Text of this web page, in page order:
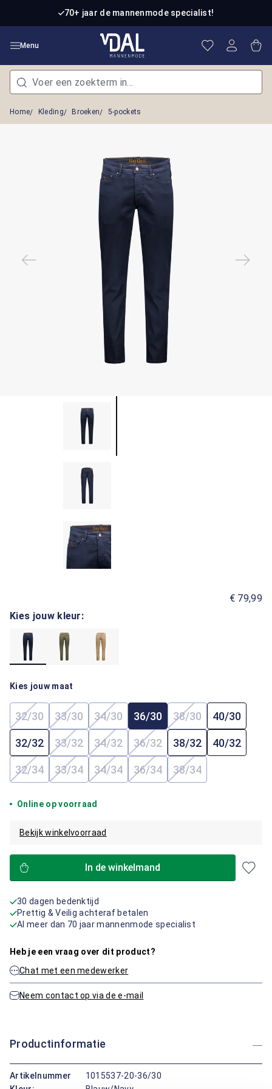
Ga naar de hoofdinhoud70+ jaar de mannenmode specialist!
Menu Je hebt 0
Home Kleding Broeken 5-pockets
€ 79,99
Kies jouw kleur:
Kies jouw maat
32/30(Deze optie is momenteel niet beschikbaar.)
33/30(Deze optie is momenteel niet beschikbaar.)
34/30(Deze optie is momenteel niet
36/30 38/30(Deze optie is
40/30
32/32 33/32(Deze optie is momenteel niet beschikbaar.)
34/32(Deze optie is momenteel niet
36/32(Deze optie is momenteel
38/32 40/32
32/34(Deze optie is momenteel niet beschikbaar.)
33/34(Deze optie is momenteel niet beschikbaar.)
34/34(Deze optie is momenteel niet
36/34(Deze optie is momenteel
38/34(Deze optie is
Online op voorraad
Bekijk winkelvoorraad
In de winkelmand
30 dagen bedenktijd
Prettig & Veilig achteraf betalen
Al meer dan 70 jaar mannenmode specialist
Heb je een vraag over dit product?
Chat met een medewerker
Neem contact op via de e-mail
Productinformatie
Artikelnummer
1015537-20-36/30